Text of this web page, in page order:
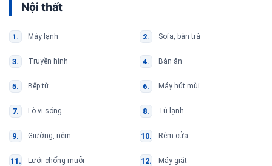
Nội thất
Máy lạnh Sofa, bàn trà
Truyền hình Bàn ăn
Bếp từ Máy hút mùi
Lò vi sóng Tủ lạnh
Giường, nệm Rèm cửa
Lưới chống muỗi Máy giặt